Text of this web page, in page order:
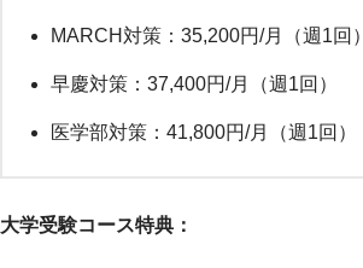
MARCH対策：35,200円/月（週1回）
早慶対策：37,400円/月（週1回）
医学部対策：41,800円/月（週1回）
大学受験コース特典：